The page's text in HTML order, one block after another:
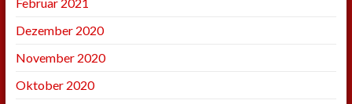
Dezember 2020
November 2020
Oktober 2020